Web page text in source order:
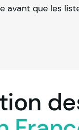
avant que les